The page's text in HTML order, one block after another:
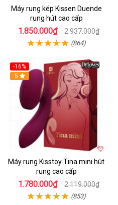
Máy rung kép Kissen Duende
rung hút cao cấp
1.850.000₫ 2.937.000₫
(864)
-16%
Hot
5
Máy rung Kisstoy Tina mini hút
rung cao cấp
1.780.000₫ 2.119.000₫
(853)